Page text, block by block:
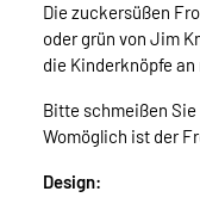
Die zuckersüßen
oder grün von Jim
die Kinderknöpfe
Bitte schmeißen
Womöglich ist der
Design: